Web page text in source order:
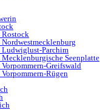
Rostock
Ludwiglust-Parchim
Seenplatte
Greifswald
Rügen